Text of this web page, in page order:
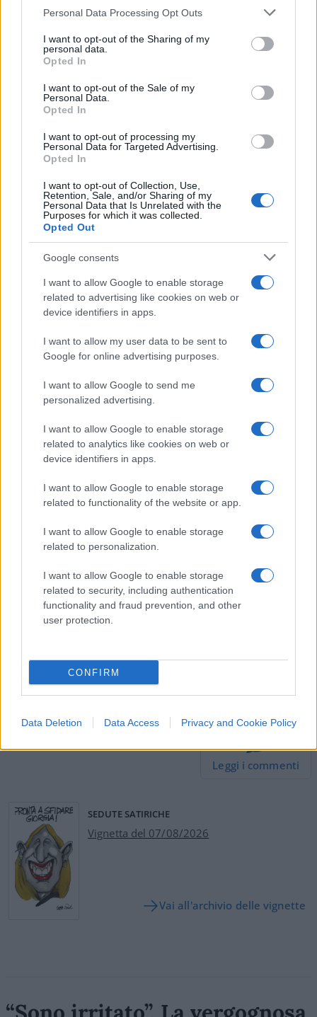
Personal Data Processing Opt Outs
I want to opt-out of the Sharing of my
personal data.
Opted In
I want to opt-out of the Sale of my
Personal Data.
Opted In
I want to opt-out of processing my
Personal Data for Targeted Advertising.
Opted In
I want to opt-out of Collection, Use,
Retention, Sale, and/or Sharing of my
Personal Data that Is Unrelated with the
Purposes for which it was collected.
Opted Out
Google consents
I want to allow Google to enable storage
related to advertising like cookies on web or
device identifiers in apps.
I want to allow my user data to be sent to
Google for online advertising purposes.
I want to allow Google to send me
personalized advertising.
I want to allow Google to enable storage
related to analytics like cookies on web or
device identifiers in apps.
I want to allow Google to enable storage
related to functionality of the website or app.
I want to allow Google to enable storage
related to personalization.
I want to allow Google to enable storage
related to security, including authentication
functionality and fraud prevention, and other
user protection.
CONFIRM
Data Deletion Data Access Privacy and Cookie Policy
politici, annunciando l’intenzione di includere al
protestano contro le politiche agricole europee,
marciando verso Roma. Non si sa bene ancora in
che veste. La Rai assicura che non ci sono contatti
in corso, anche perché le associazioni che si
non coordinate tra loro. Forse alcuni trattori
arriveranno a Sanremo il 9, di sicuro per una
manifestazione di piazza, ma senza entrare
all’Ariston. Danilo Calvani, leader del Cra
Agricoltori, spiega: “Amedeuscontinua a dire che
andremo, la Rai smentisce tutto. Non si capisce,
dovrebbero far pace. A questo punto a Sanremo
noi non andiamo. Qualcosa, una contestazione,
fuori credo ci sarà. Non con itrattori, sicuramente
sarà civile”. Un’altra esponente, stavolta del
“Riscatto Agricolo” di Bergamo assicura invece che
i contatti ci sono stati e che forse saliranno sul
Bella Ciao Amadeus feat Mengoni
Nicolaporro.it è anche su Whatsapp. È sufficiente
cliccare quiper iscriversi al canale ed essere sempre
#AMADEUS
#BELLA CIAO
#FESTIVAL DI SANREMO
Leggi i commenti
SEDUTE SATIRICHE
Vignetta del 07/08/2026
Vai all'archivio delle vignette